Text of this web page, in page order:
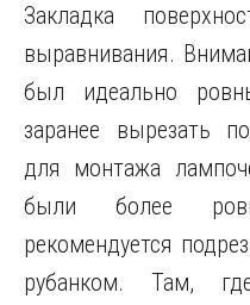
Закладка
выравнивания.
был идеально
заранее вырезать
для монтажа
были более
рекомендуется
рубанком. Там,